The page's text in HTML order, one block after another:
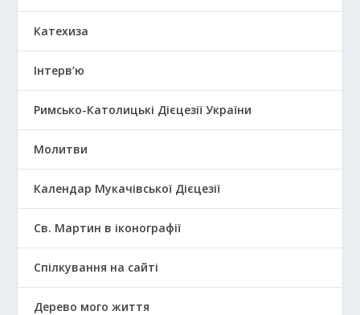
Катехиза
Інтерв’ю
Римсько-Католицькі Дієцезії України
Молитви
Календар Мукачівської Дієцезії
Св. Мартин в іконографії
Спілкування на сайті
Дерево мого життя